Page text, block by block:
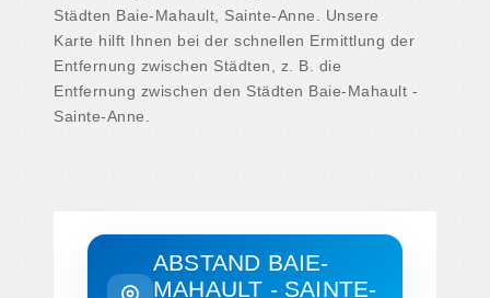
Städten Baie-Mahault, Sainte-Anne. Unsere
Karte hilft Ihnen bei der schnellen Ermittlung der
Entfernung zwischen Städten, z. B. die
Entfernung zwischen den Städten Baie-Mahault -
Sainte-Anne.
ABSTAND BAIE-
MAHAULT - SAINTE-